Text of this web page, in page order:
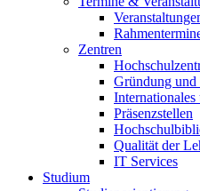
Zentren
Gründung und
Internationales
Präsenzstellen
Qualität der
IT Services
Studium